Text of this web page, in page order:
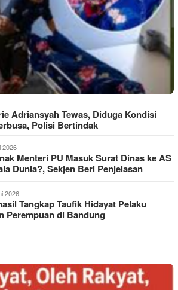
Adriansyah Tewas, Diduga Kondisi
Polisi Bertindak
2026
Menteri PU Masuk Surat Dinas ke AS
Dunia?, Sekjen Beri Penjelasan
2026
Tangkap Taufik Hidayat Pelaku
Perempuan di Bandung